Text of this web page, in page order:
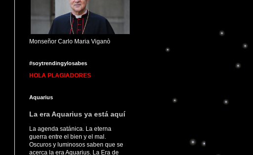
Monseñor Carlo Maria Viganò
#soytrendingylosabes
HOLA PLAGIADORES
Aquarius
La era Aquarius ya está aquí
La agenda satánica. La eterna
guerra entre el bien y el mal.
Oscuros y luminosos saben que se
acerca la era Aquarius. La Era de